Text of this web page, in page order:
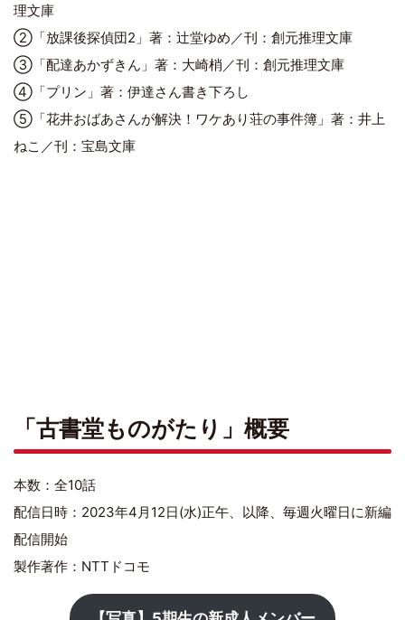
理文庫
②「放課後探偵団2」著：辻堂ゆめ／刊：創元推理文庫
③「配達あかずきん」著：大崎梢／刊：創元推理文庫
④「プリン」著：伊達さん書き下ろし
⑤「花井おばあさんが解決！ワケあり荘の事件簿」著：井上
ねこ／刊：宝島文庫
「古書堂ものがたり」概要
本数：全10話
配信日時：2023年4月12日(水)正午、以降、毎週火曜日に新編
配信開始
製作著作：NTTドコモ